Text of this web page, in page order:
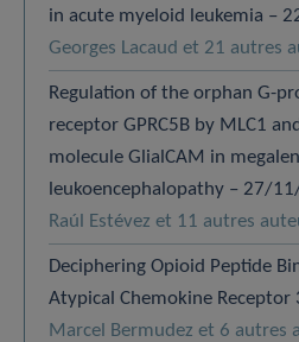
in acute myeloid leukemia –
Georges Lacaud et 21 autres
Regulation of the orphan G-
receptor GPRC5B by MLC1
molecule GlialCAM in
leukoencephalopathy – 27/
Raúl Estévez et 11 autres
Deciphering Opioid Peptide
Atypical Chemokine
Marcel Bermudez et 6 autres